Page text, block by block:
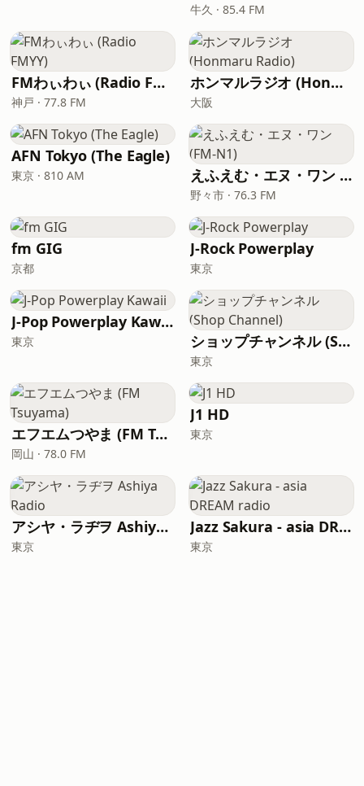
牛久 · 85.4 FM
FMわぃわぃ (Radio FMYY)
神戸 · 77.8 FM
ホンマルラジオ (Honmaru Radio)
大阪
AFN Tokyo (The Eagle)
東京 · 810 AM えふえむ・エヌ・ワン (FM-N1)
野々市 · 76.3 FM
fm GIG
京都
J-Rock Powerplay
東京
J-Pop Powerplay Kawaii
東京 ショップチャンネル (Shop Channel)
東京
エフエムつやま (FM Tsuyama)
岡山 · 78.0 FM
J1 HD
東京
アシヤ・ラヂヲ Ashiya Radio
東京
Jazz Sakura - asia DREAM radio
東京